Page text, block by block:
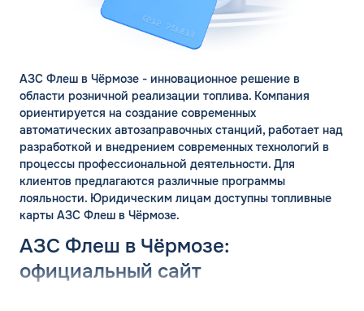
АЗС Флеш в Чёрмозе - инновационное решение в
области розничной реализации топлива. Компания
ориентируется на создание современных
автоматических автозаправочных станций, работает над
разработкой и внедрением современных технологий в
процессы профессиональной деятельности. Для
клиентов предлагаются различные программы
лояльности. Юридическим лицам доступны топливные
карты АЗС Флеш в Чёрмозе.
АЗС Флеш в Чёрмозе:
официальный сайт